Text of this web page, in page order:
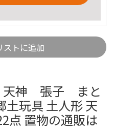
ストに追加
神 張子 まと
玩具 土人形 天
点 置物の通販は